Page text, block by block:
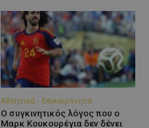
Αθλητικά - Επικαιρότητα
Ο συγκινητικός λόγος που ο
Μαρκ Κουκουρέγια δεν δένει